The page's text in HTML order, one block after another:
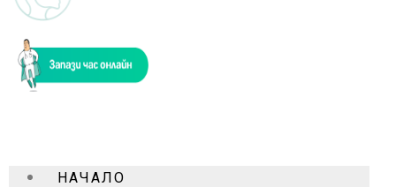
НАЧАЛО